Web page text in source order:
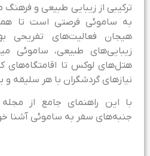
از زیبایی طبیعی و فرهنگ
ساموئی فرصتی است تا
فعالیت‌های تفریحی
طبیعی، ساموئی میزبان
لوکس تا اقامتگاه‌های
گردشگران با هر سلیقه و
این راهنمای جامع از مجله
سفر به ساموئی آشنا